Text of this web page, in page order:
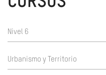
Nivel 6
Urbanismo y Territorio